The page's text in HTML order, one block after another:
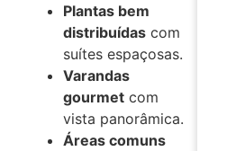
Plantas bem
distribuídas com
suítes espaçosas.
Varandas
gourmet com
vista panorâmica.
Áreas comuns